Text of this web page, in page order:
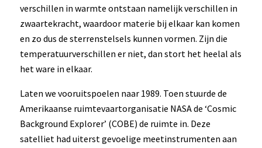
verschillen in warmte ontstaan namelijk verschillen in
zwaartekracht, waardoor materie bij elkaar kan komen
en zo dus de sterrenstelsels kunnen vormen. Zijn die
temperatuurverschillen er niet, dan stort het heelal als
het ware in elkaar.
Laten we vooruitspoelen naar 1989. Toen stuurde de
Amerikaanse ruimtevaartorganisatie NASA de ‘Cosmic
Background Explorer’ (COBE) de ruimte in. Deze
satelliet had uiterst gevoelige meetinstrumenten aan